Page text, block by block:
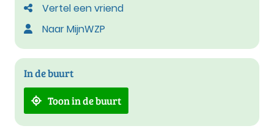
Vertel een vriend
Naar MijnWZP
In de buurt
Toon in de buurt